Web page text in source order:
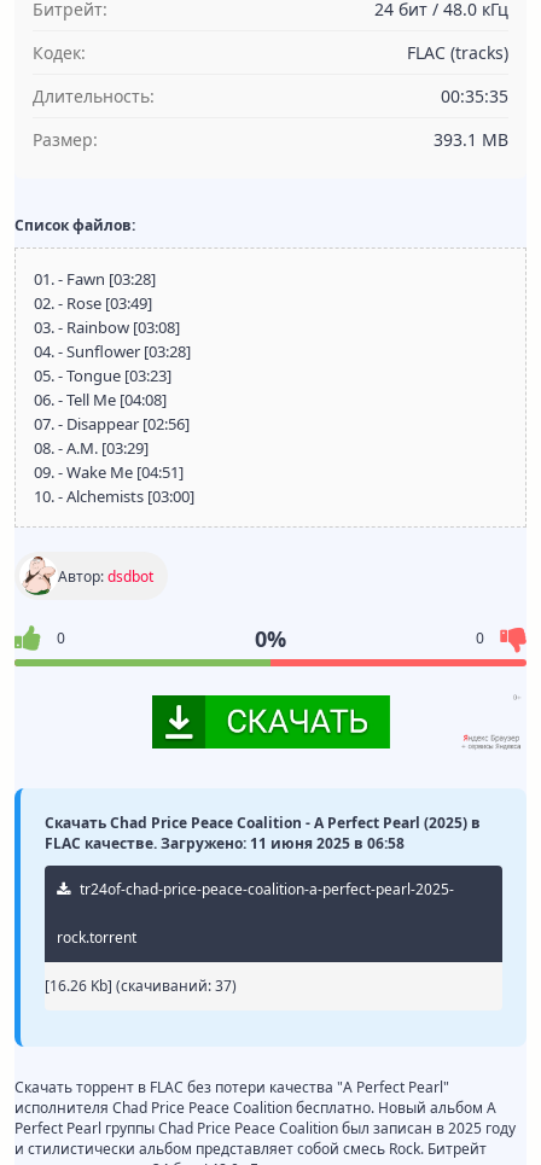
Битрейт:
24 бит / 48.0 кГц
Кодек:
FLAC (tracks)
Длительность:
00:35:35
Размер:
393.1 MB
Список файлов:
01. - Fawn [03:28]
02. - Rose [03:49]
03. - Rainbow [03:08]
04. - Sunflower [03:28]
05. - Tongue [03:23]
06. - Tell Me [04:08]
07. - Disappear [02:56]
08. - A.M. [03:29]
09. - Wake Me [04:51]
10. - Alchemists [03:00]
Автор:dsdbot
0 0% 0
Скачать Chad Price Peace Coalition - A Perfect Pearl (2025) в
FLAC качестве. Загружено: 11 июня 2025 в 06:58
tr24of-chad-price-peace-coalition-a-perfect-pearl-2025-
rock.torrent
[16.26 Kb] (cкачиваний: 37)
Скачать торрент в FLAC без потери качества "A Perfect Pearl"
исполнителя Chad Price Peace Coalition бесплатно. Новый альбом A
Perfect Pearl группы Chad Price Peace Coalition был записан в 2025 году
и стилистически альбом представляет собой смесь Rock. Битрейт